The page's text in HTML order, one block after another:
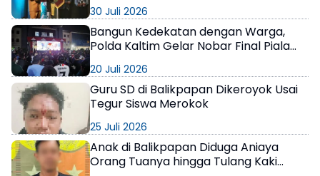
30 Juli 2026
Bangun Kedekatan dengan Warga,
Polda Kaltim Gelar Nobar Final Piala
20 Juli 2026
Guru SD di Balikpapan Dikeroyok Usai
Tegur Siswa Merokok
25 Juli 2026
Anak di Balikpapan Diduga Aniaya
Orang Tuanya hingga Tulang Kaki